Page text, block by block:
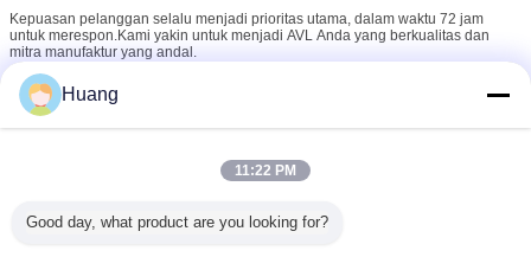
pengiriman dengan tautan manufaktur integral, kualitas dipastikan oleh APQP
dan PPAP.Edgar membawa metode manajemen proyek ilmiah untuk menagih
proyek baru yang menggabungkan manajemen mutu ISO 9 0 0 1 & IATF 1 6 9 4
9, standar PMP dan IPC 620...Edgar pandai dalam analisis risiko
menggunakan perangkat lunak FEA untuk membantu solusi rekayasa daripada
daripada desain bagian 2D & 3D dengan kerja sama anggota tim yang
Kepuasan pelanggan selalu menjadi prioritas utama, dalam waktu 72 jam
untuk merespon.Kami yakin untuk menjadi AVL Anda yang berkualitas dan
mitra manufaktur yang andal.
Huang
11:22 PM
Good day, what product are you looking for?